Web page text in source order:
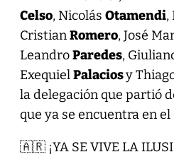
Celso, Nicolás Otamendi,
CristianRomero, José
LeandroParedes,
ExequielPalaciosy
la delegación que partió
que ya se encuentra en
🇦🇷 ¡YA SE VIVE LA